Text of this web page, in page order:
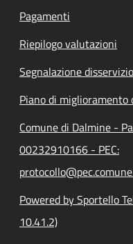
Pagamenti
Riepilogo valutazioni
Segnalazione disservizio
Piano di miglioramento
Comune di Dalmine -
00232910166 - PEC:
Powered by Sportello
10.41.2)